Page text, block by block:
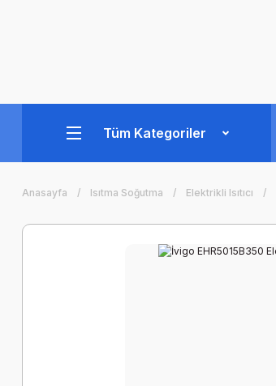
Tüm Kategoriler
Anasayfa Isıtma Soğutma Elektrikli Isıtıcı